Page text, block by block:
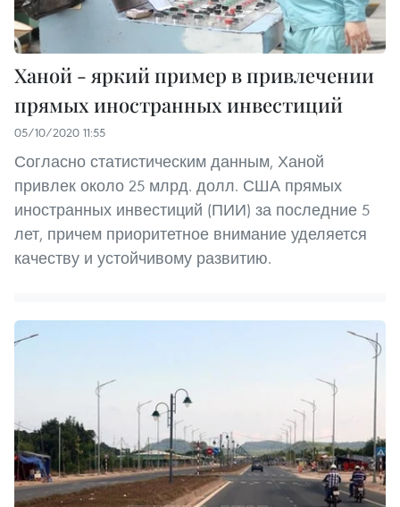
Ханой - яркий пример в привлечении
прямых иностранных инвестиций
05/10/2020 11:55
Согласно статистическим данным, Ханой
привлек около 25 млрд. долл. США прямых
иностранных инвестиций (ПИИ) за последние 5
лет, причем приоритетное внимание уделяется
качеству и устойчивому развитию.